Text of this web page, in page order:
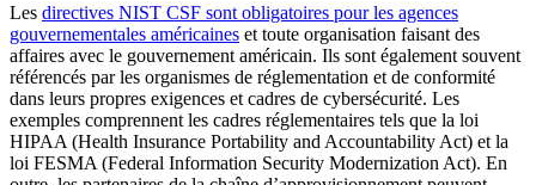
Les directives NIST CSF sont obligatoires pour les agences
gouvernementales américaines et toute organisation faisant des
affaires avec le gouvernement américain. Ils sont également souvent
référencés par les organismes de réglementation et de conformité
dans leurs propres exigences et cadres de cybersécurité. Les
exemples comprennent les cadres réglementaires tels que la loi
HIPAA (Health Insurance Portability and Accountability Act) et la
loi FESMA (Federal Information Security Modernization Act). En